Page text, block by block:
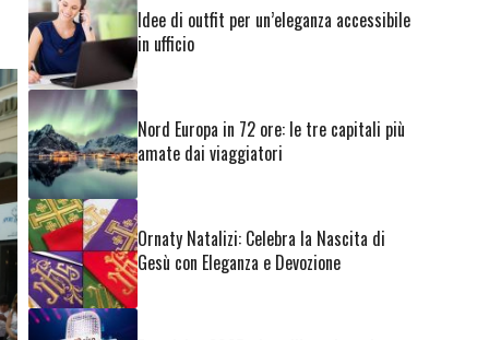
Idee di outfit per un’eleganza accessibile
in ufficio
Nord Europa in 72 ore: le tre capitali più
amate dai viaggiatori
Ornaty Natalizi: Celebra la Nascita di
Gesù con Eleganza e Devozione